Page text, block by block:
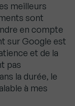
meilleurs
sont
en compte
sur Google est
et de la
pas
la durée, le
à mes